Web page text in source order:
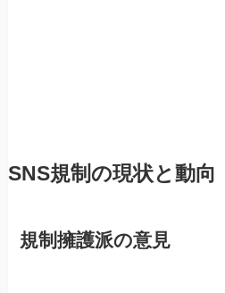
SNS規制の現状と動向
規制擁護派の意見